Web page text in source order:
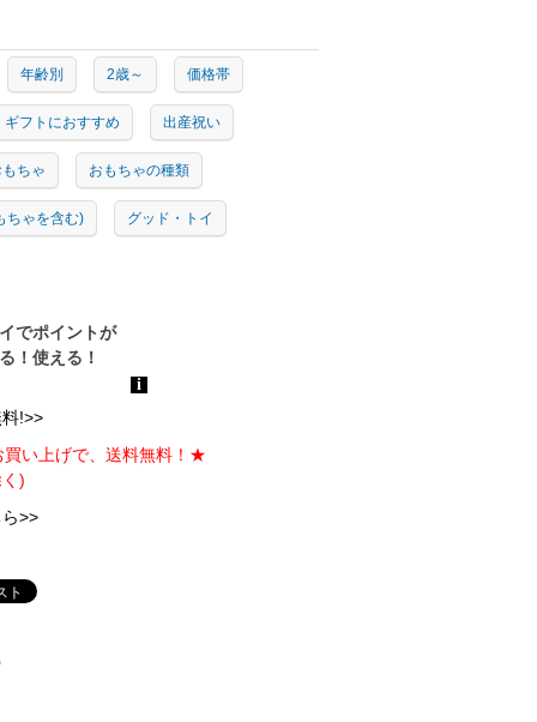
年齢別 2歳～ 価格帯
ギフトにおすすめ 出産祝い
ちゃ おもちゃの種類
ちゃを含む) グッド・トイ
!>>
い上げで、送料無料！★
)
>>